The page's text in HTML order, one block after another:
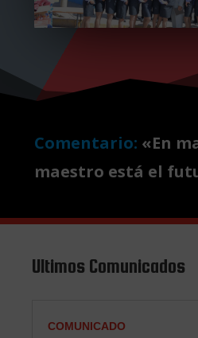
Comentario: «En
maestro está el
Ultimos Comunicados
COMUNICADO